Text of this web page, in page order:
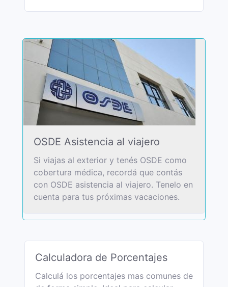
OSDE Asistencia al viajero
Si viajas al exterior y tenés OSDE como
cobertura médica, recordá que contás
con OSDE asistencia al viajero. Tenelo en
cuenta para tus próximas vacaciones.
Calculadora de Porcentajes
Calculá los porcentajes mas comunes de